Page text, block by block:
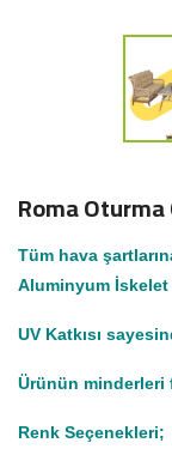
Roma Oturma
Tüm hava
Aluminyum İskelet
UV Katkısı
Ürünün minderleri
Renk Seçenekleri;